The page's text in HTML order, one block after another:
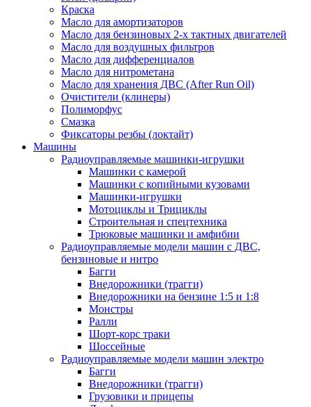
Краска
Масло для амортизаторов
Масло для бензиновых 2-х тактных двигателей
Масло для воздушных фильтров
Масло для дифференциалов
Масло для нитрометана
Масло для хранения ДВС (After Run Oil)
Очистители (клинеры)
Полиморфус
Смазка
Фиксаторы резбы (локтайт)
Машины
Радиоуправляемые машинки-игрушки
Машинки с камерой
Машинки с копийными кузовами
Машинки-игрушки
Мотоциклы и Трициклы
Строительная и спецтехника
Трюковые машинки и амфибии
Радиоуправляемые модели машин с ДВС,
бензиновые и нитро
Багги
Внедорожники (трагги)
Внедорожники на бензине 1:5 и 1:8
Монстры
Ралли
Шорт-корс траки
Шоссейные
Радиоуправляемые модели машин электро
Багги
Внедорожники (трагги)
Грузовики и прицепы